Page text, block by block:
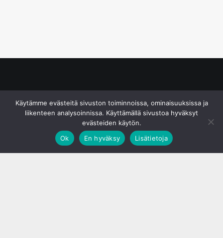
Käytämme evästeitä sivuston toiminnoissa, ominaisuuksissa ja
liikenteen analysoinnissa. Käyttämällä sivustoa hyväksyt
evästeiden käytön.
Ok
En hyväksy Lisätietoja